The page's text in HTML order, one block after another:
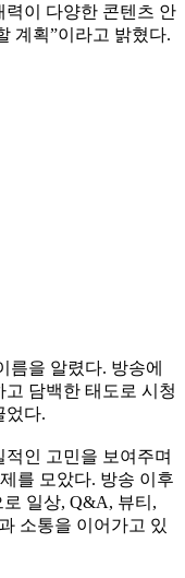
력이 다양한 콘텐츠 안
계획”이라고 밝혔다.
름을 알렸다. 방송에
담백한 태도로 시청
었다.
인 고민을 보여주며
를 모았다. 방송 이후
일상, Q&A, 뷰티,
소통을 이어가고 있